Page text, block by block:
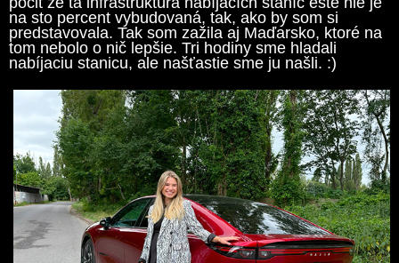
na sto percent vybudovaná, tak, ako by som si
predstavovala. Tak som zažila aj Maďarsko, ktoré na
tom nebolo o nič lepšie. Tri hodiny sme hladali
nabíjaciu stanicu, ale našťastie sme ju našli. :)